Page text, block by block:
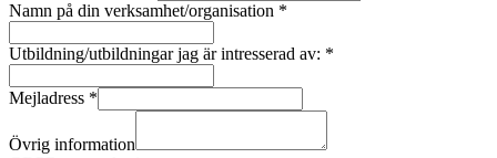
Namn på din verksamhet/organisation *
Utbildning/utbildningar jag är intresserad av: *
Mejladress *
Övrig information